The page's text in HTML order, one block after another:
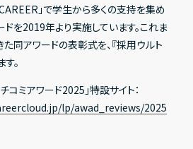
」で学生から多くの支持を集め
を2019年より実施しています。これま
同アワードの表彰式を、『採用ウルト
。
コミアワード2025」特設サイト：
lp/awad_reviews/2025